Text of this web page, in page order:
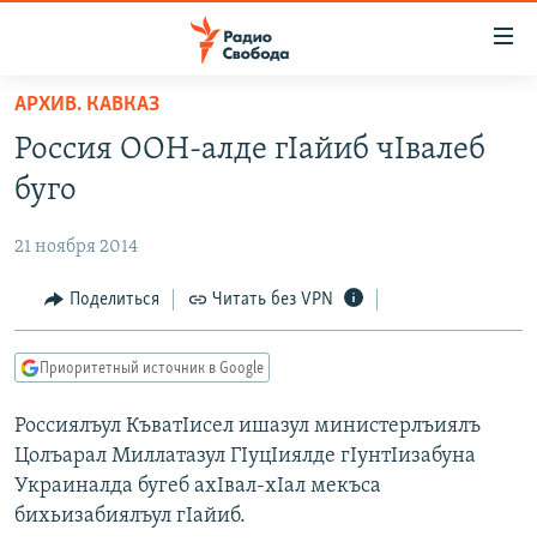
упрощенного
доступа
Вернуться
основному
Вернутся
главной
навигации
Вернутся
поиску
ПОДКАСТЫ
АВТОРСКИЕ ПРОЕКТЫ
ЦИТАТЫ СВОБОДЫ
МНЕНИЯ
IDEL.РЕАЛИИ
КАВКАЗ.РЕАЛИИ
СЕВЕР.РЕАЛИИ
СИБИРЬ.РЕАЛИИ
АРХИВ. КАВКАЗ
Россия ООН-алде гIайиб чIвалеб
буго
21 ноября 2014
Поделиться Читать без VPN
Приоритетный источник в Google
Россиялъул КъватIисел ишазул министерлъиялъ
Цолъарал Миллатазул ГIуцIиялде гIунтIизабуна
Украиналда бугеб ахIвал-хIал мекъса
бихьизабиялъул гIайиб.